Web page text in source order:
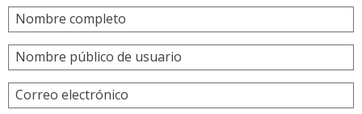
Nombre completo
Nombre público de usuario
Correo electrónico